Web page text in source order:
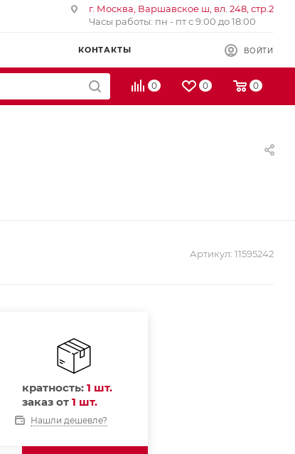
г. Москва, Варшавское ш, вл. 248, стр.2
Часы работы: пн - пт с 9:00 до 18:00
КОНТАКТЫ ВОЙТИ
0 0 0
Артикул: 11595242
кратность: 1 шт.
заказ от 1 шт.
Нашли дешевле?